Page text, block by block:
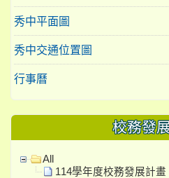
秀中平面圖
秀中交通位置圖
行事曆
校務發
All
114學年度校務發展計畫